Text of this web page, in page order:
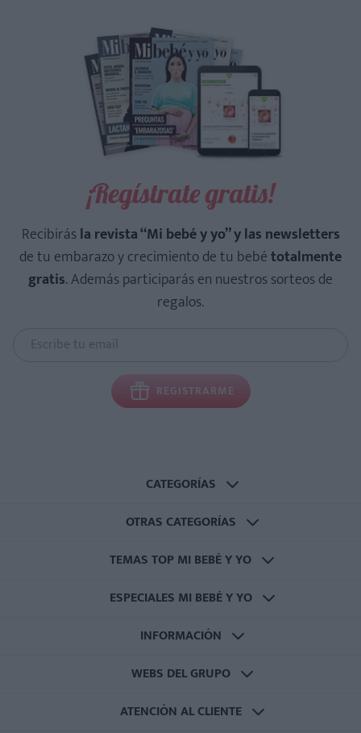
¡Regístrate gratis!
Recibirásla revista “Mi bebé y yo” y las newsletters
de tu embarazo y crecimiento de tu bebétotalmente
gratis. Además participarás en nuestros sorteos de
regalos.
REGISTRARME
CATEGORÍAS
OTRAS CATEGORÍAS
TEMAS TOP MI BEBÉ Y YO
ESPECIALES MI BEBÉ Y YO
INFORMACIÓN
WEBS DEL GRUPO
ATENCIÓN AL CLIENTE